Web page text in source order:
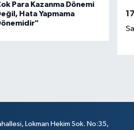
Para Kazanma Dönemi
Hata Yapmama
Lokman Hekim Sok. No:35,